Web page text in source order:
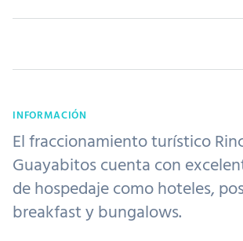
INFORMACIÓN
El fraccionamiento turístico
Guayabitos cuenta con
de hospedaje como hoteles,
breakfast y bungalows.